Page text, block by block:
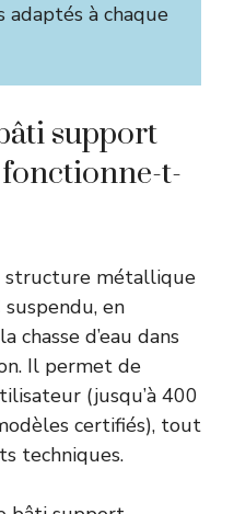
à chaque
support
t-
structure métallique
en
d’eau dans
Il permet de
(jusqu’à 400
certifiés), tout
techniques.